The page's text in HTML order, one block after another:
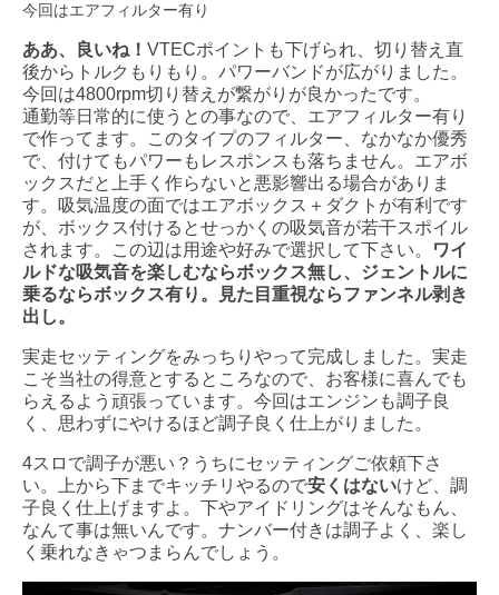
今回はエアフィルター有り
ああ、良いね！ VTECポイントも下げられ、切り替え直
後からトルクもりもり。パワーバンドが広がりました。
今回は4800rpm切り替えが繋がりが良かったです。
通勤等日常的に使うとの事なので、エアフィルター有り
で作ってます。このタイプのフィルター、なかなか優秀
で、付けてもパワーもレスポンスも落ちません。エアボ
ックスだと上手く作らないと悪影響出る場合がありま
す。吸気温度の面ではエアボックス＋ダクトが有利です
が、ボックス付けるとせっかくの吸気音が若干スポイル
されます。この辺は用途や好みで選択して下さい。
ワイ
ルドな吸気音を楽しむならボックス無し、ジェントルに
乗るならボックス有り。見た目重視ならファンネル剥き
出し。
実走セッティングをみっちりやって完成しました。実走
こそ当社の得意とするところなので、お客様に喜んでも
らえるよう頑張っています。今回はエンジンも調子良
く、思わずにやけるほど調子良く仕上がりました。
4スロで調子が悪い？うちにセッティングご依頼下さ
い。上から下までキッチリやるので安くはないけど、調
子良く仕上げますよ。下やアイドリングはそんなもん、
なんて事は無いんです。ナンバー付きは調子よく、楽し
く乗れなきゃつまらんでしょう。